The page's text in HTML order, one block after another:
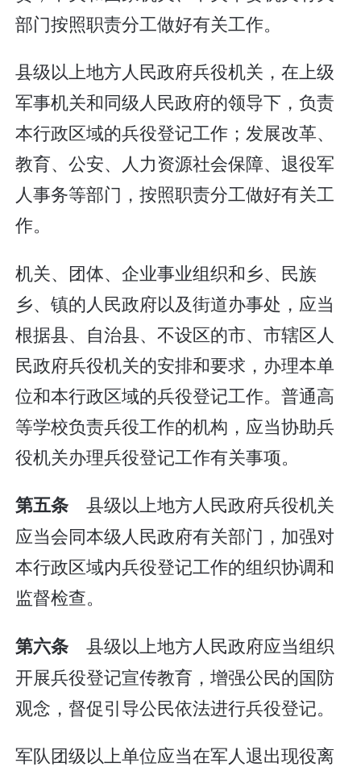
部门按照职责分工做好有关工作。
县级以上地方人民政府兵役机关，在上级
军事机关和同级人民政府的领导下，负责
本行政区域的兵役登记工作；发展改革、
教育、公安、人力资源社会保障、退役军
人事务等部门，按照职责分工做好有关工
作。
机关、团体、企业事业组织和乡、民族
乡、镇的人民政府以及街道办事处，应当
根据县、自治县、不设区的市、市辖区人
民政府兵役机关的安排和要求，办理本单
位和本行政区域的兵役登记工作。普通高
等学校负责兵役工作的机构，应当协助兵
役机关办理兵役登记工作有关事项。
第五条县级以上地方人民政府兵役机关
应当会同本级人民政府有关部门，加强对
本行政区域内兵役登记工作的组织协调和
监督检查。
第六条县级以上地方人民政府应当组织
开展兵役登记宣传教育，增强公民的国防
观念，督促引导公民依法进行兵役登记。
军队团级以上单位应当在军人退出现役离